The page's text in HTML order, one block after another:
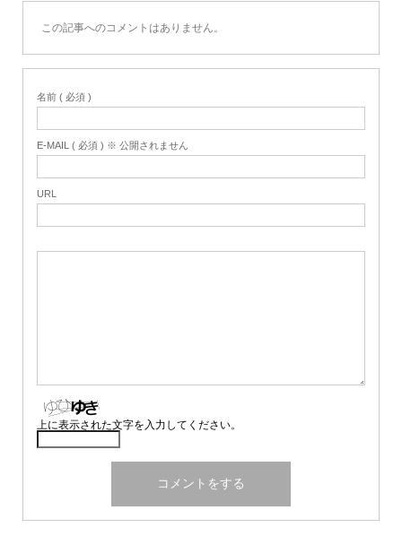
この記事へのコメントはありません。
名前 ( 必須 )
E-MAIL ( 必須 ) ※ 公開されません
URL
上に表示された文字を入力してください。